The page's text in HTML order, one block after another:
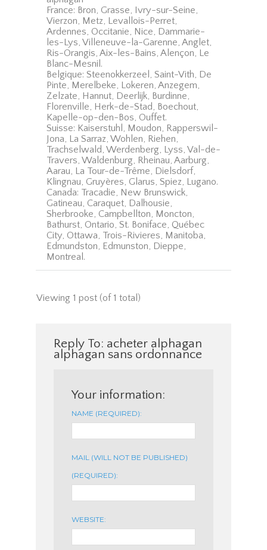
France: Bron, Grasse, Ivry-sur-Seine,
Vierzon, Metz, Levallois-Perret,
Ardennes, Occitanie, Nice, Dammarie-
les-Lys, Villeneuve-la-Garenne, Anglet,
Ris-Orangis, Aix-les-Bains, Alençon, Le
Blanc-Mesnil.
Belgique: Steenokkerzeel, Saint-Vith, De
Pinte, Merelbeke, Lokeren, Anzegem,
Zelzate, Hannut, Deerlijk, Burdinne,
Florenville, Herk-de-Stad, Boechout,
Kapelle-op-den-Bos, Ouffet.
Suisse: Kaiserstuhl, Moudon, Rapperswil-
Jona, La Sarraz, Wohlen, Riehen,
Trachselwald, Werdenberg, Lyss, Val-de-
Travers, Waldenburg, Rheinau, Aarburg,
Aarau, La Tour-de-Trême, Dielsdorf,
Klingnau, Gruyères, Glarus, Spiez, Lugano.
Canada: Tracadie, New Brunswick,
Gatineau, Caraquet, Dalhousie,
Sherbrooke, Campbellton, Moncton,
Bathurst, Ontario, St. Boniface, Québec
City, Ottawa, Trois-Rivieres, Manitoba,
Edmundston, Edmunston, Dieppe,
Montreal.
Viewing 1 post (of 1 total)
Reply To: acheter alphagan
alphagan sans ordonnance
Your information:
NAME (REQUIRED):
MAIL (WILL NOT BE PUBLISHED)
(REQUIRED):
WEBSITE: